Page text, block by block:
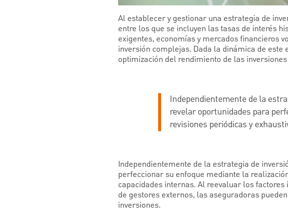
Al establecer y gestionar una estrategia de
entre los que se incluyen las tasas de interés
exigentes, economías y mercados financieros
inversión complejas. Dada la dinámica de
optimización del rendimiento de las
Independientemente de la
revelar oportunidades para
revisiones periódicas y
Independientemente de la estrategia de
perfeccionar su enfoque mediante la
capacidades internas. Al reevaluar los
de gestores externos, las aseguradoras
inversiones.